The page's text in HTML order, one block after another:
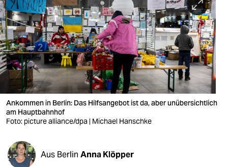
berlin
nord
wahrheit
verlag
verlag
veranstaltungen
shop
fragen & hilfe
Ankommen in Berlin: Das Hilfsangebot ist da, aber unübersichtlich
am Hauptbahnhof
Foto: picture alliance/dpa | Michael Hanschke
Aus Berlin Anna Klöpper